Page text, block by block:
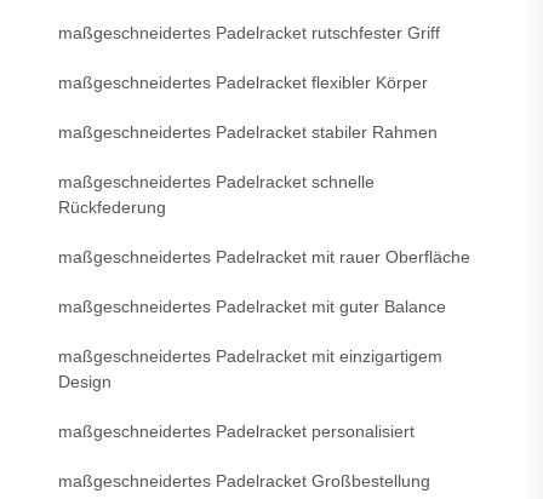
maßgeschneidertes Padelracket rutschfester Griff
maßgeschneidertes Padelracket flexibler Körper
maßgeschneidertes Padelracket stabiler Rahmen
maßgeschneidertes Padelracket schnelle
Rückfederung
maßgeschneidertes Padelracket mit rauer Oberfläche
maßgeschneidertes Padelracket mit guter Balance
maßgeschneidertes Padelracket mit einzigartigem
Design
maßgeschneidertes Padelracket personalisiert
maßgeschneidertes Padelracket Großbestellung